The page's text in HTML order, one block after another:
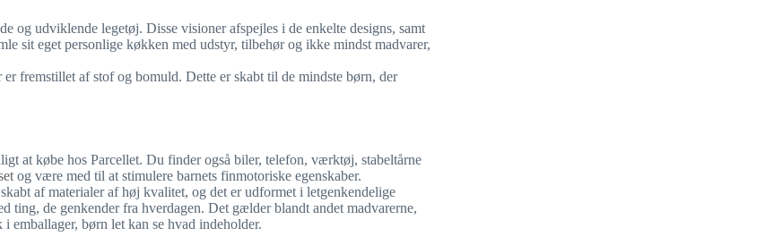
og udviklende legetøj. Disse visioner afspejles i de enkelte designs, samt
sit eget personlige køkken med udstyr, tilbehør og ikke mindst madvarer,
fremstillet af stof og bomuld. Dette er skabt til de mindste børn, der
at købe hos Parcellet. Du finder også biler, telefon, værktøj, stabeltårne
og være med til at stimulere barnets finmotoriske egenskaber.
af materialer af høj kvalitet, og det er udformet i letgenkendelige
ting, de genkender fra hverdagen. Det gælder blandt andet madvarerne,
børn let kan se hvad indeholder.